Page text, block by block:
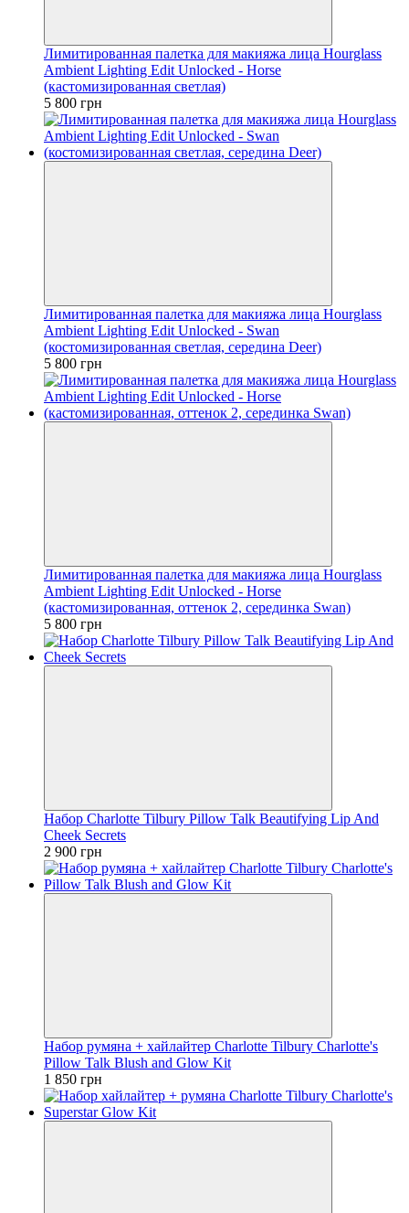
Лимитированная палетка для макияжа лица Hourglass
Ambient Lighting Edit Unlocked - Horse
(кастомизированная светлая)
5 800 грн
Лимитированная палетка для макияжа лица Hourglass
Ambient Lighting Edit Unlocked - Swan
(костомизированная светлая, середина Deer)
5 800 грн
Лимитированная палетка для макияжа лица Hourglass
Ambient Lighting Edit Unlocked - Horse
(кастомизированная, оттенок 2, серединка Swan)
5 800 грн
Набор Charlotte Tilbury Pillow Talk Beautifying Lip And
Cheek Secrets
2 900 грн
Набор румяна + хайлайтер Charlotte Tilbury Charlotte's
Pillow Talk Blush and Glow Kit
1 850 грн